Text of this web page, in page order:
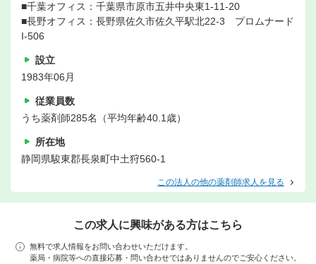
■千葉オフィス：千葉県市原市五井中央東1-11-20
■長野オフィス：長野県佐久市佐久平駅北22-3 プロムナード
I-506
設立
1983年06月
従業員数
うち薬剤師285名（平均年齢40.1歳）
所在地
静岡県駿東郡長泉町中土狩560-1
この法人の他の薬剤師求人を見る
この求人に興味がある方はこちら
無料で求人情報をお問い合わせいただけます。
薬局・病院等への直接応募・問い合わせではありませんのでご安心ください。